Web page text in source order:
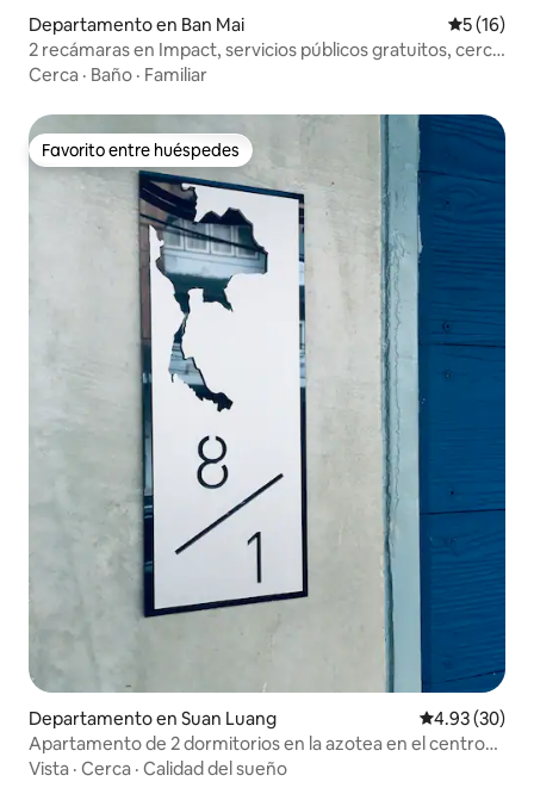
Departamento en Ban Mai
5 (16)
2 recámaras en Impact, servicios públicos gratuitos, cerca
del aeropuerto DMK/SkyTrain
Cerca · Baño · Familiar
Favorito entre huéspedes
Favorito entre huéspedes
Departamento en Suan Luang Calificación
4.93 (30)
Apartamento de 2 dormitorios en la azotea en el centro
de la ciudad con enlace al aeropuerto
Vista · Cerca · Calidad del sueño